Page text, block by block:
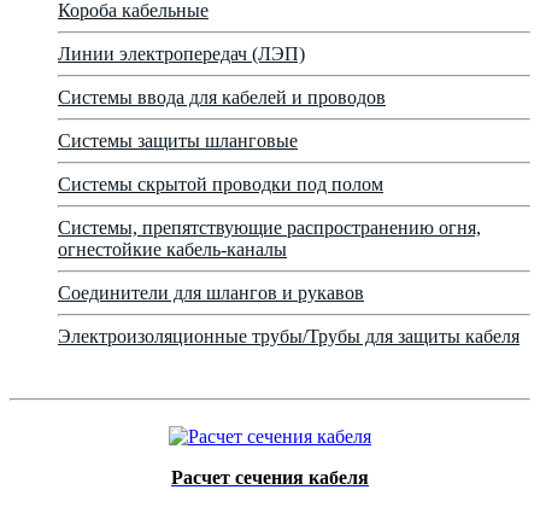
Короба кабельные
Линии электропередач (ЛЭП)
Системы ввода для кабелей и проводов
Системы защиты шланговые
Системы скрытой проводки под полом
Системы, препятствующие распространению огня,
огнестойкие кабель-каналы
Соединители для шлангов и рукавов
Электроизоляционные трубы/Трубы для защиты кабеля
Расчет сечения кабеля